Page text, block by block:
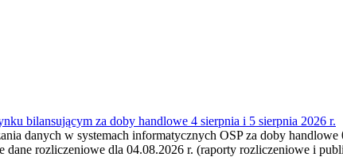
bilansującym za doby handlowe 4 sierpnia i 5 sierpnia 2026 r.
danych w systemach informatycznych OSP za doby
rozliczeniowe dla 04.08.2026 r. (raporty rozliczeniowe i